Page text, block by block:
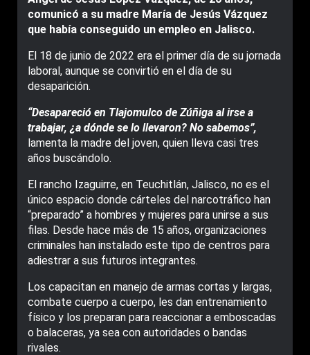
comunicó a su madre María de Jesús Vázquez
que había conseguido un empleo en Jalisco.
El 18 de junio de 2022 era el primer día de su jornada
laboral, aunque se convirtió en el día de su
desaparición.
“Desapareció en Tlajomulco de Zúñiga al irse a
trabajar, ¿a dónde se lo llevaron? No sabemos”,
lamenta la madre del joven, quien lleva casi tres
años buscándolo.
El rancho Izaguirre, en Teuchitlán, Jalisco, no es el
único espacio donde cárteles del narcotráfico han
“preparado” a hombres y mujeres para unirse a sus
filas. Desde hace más de 15 años, organizaciones
criminales han instalado este tipo de centros para
adiestrar a sus futuros integrantes.
Los capacitan en manejo de armas cortas y largas,
combate cuerpo a cuerpo, les dan entrenamiento
físico y los preparan para reaccionar a emboscadas
o balaceras, ya sea con autoridades o bandas
rivales.